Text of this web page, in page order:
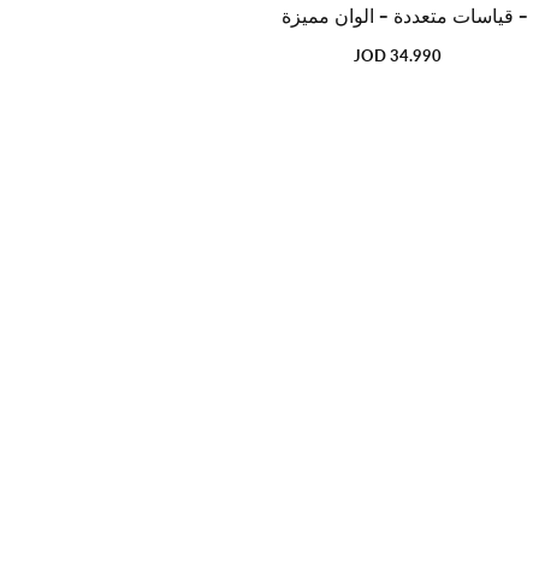
- قياسات متعددة - الوان مميزة
السعر34.990 JOD